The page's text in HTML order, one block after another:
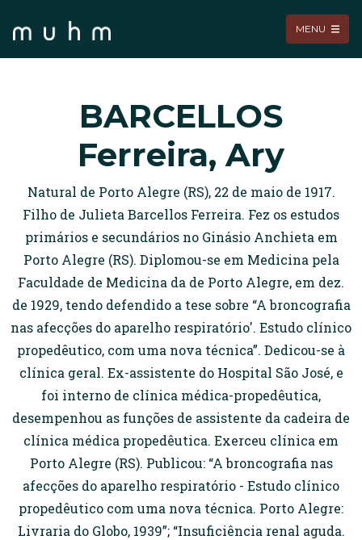
MENU
BARCELLOS
Ferreira, Ary
Natural de Porto Alegre (RS), 22 de maio de 1917.
Filho de Julieta Barcellos Ferreira. Fez os estudos
primários e secundários no Ginásio Anchieta em
Porto Alegre (RS). Diplomou-se em Medicina pela
Faculdade de Medicina da de Porto Alegre, em dez.
de 1929, tendo defendido a tese sobre “A broncografia
nas afecções do aparelho respiratório'. Estudo clínico
propedêutico, com uma nova técnica”. Dedicou-se à
clínica geral. Ex-assistente do Hospital São José, e
foi interno de clínica médica-propedêutica,
desempenhou as funções de assistente da cadeira de
clínica médica propedêutica. Exerceu clínica em
Porto Alegre (RS). Publicou: “A broncografia nas
afecções do aparelho respiratório - Estudo clínico
propedêutico com uma nova técnica. Porto Alegre:
Livraria do Globo, 1939”; “Insuficiência renal aguda.